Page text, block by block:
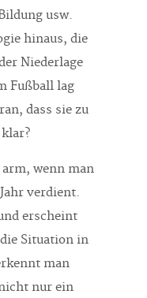
usw.
hinaus, die
Niederlage
Fußball lag
dass sie zu
wenn man
verdient.
erscheint
Situation in
man
nur ein